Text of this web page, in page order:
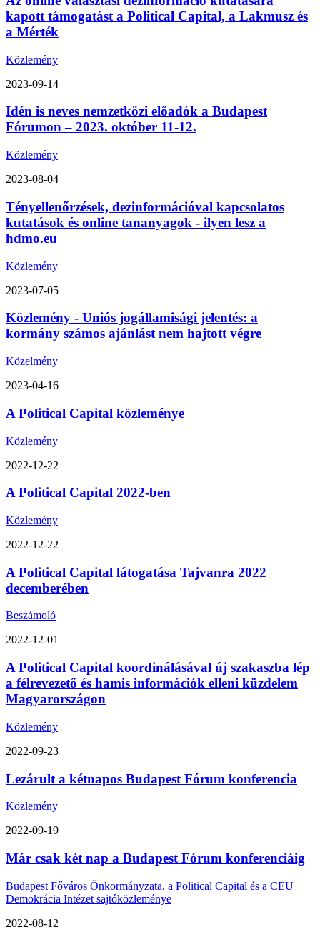
kapott támogatást a Political Capital, a Lakmusz és
a Mérték
Közlemény
2023-09-14
Idén is neves nemzetközi előadók a Budapest
Fórumon – 2023. október 11-12.
Közlemény
2023-08-04
Tényellenőrzések, dezinformációval kapcsolatos
kutatások és online tananyagok - ilyen lesz a
hdmo.eu
Közlemény
2023-07-05
Közlemény - Uniós jogállamisági jelentés: a
kormány számos ajánlást nem hajtott végre
Közelmény
2023-04-16
A Political Capital közleménye
Közlemény
2022-12-22
A Political Capital 2022-ben
Közlemény
2022-12-22
A Political Capital látogatása Tajvanra 2022
decemberében
Beszámoló
2022-12-01
A Political Capital koordinálásával új szakaszba lép
a félrevezető és hamis információk elleni küzdelem
Magyarországon
Közlemény
2022-09-23
Lezárult a kétnapos Budapest Fórum konferencia
Közlemény
2022-09-19
Már csak két nap a Budapest Fórum konferenciáig
Budapest Főváros Önkormányzata, a Political Capital és a CEU
Demokrácia Intézet sajtóközleménye
2022-08-12